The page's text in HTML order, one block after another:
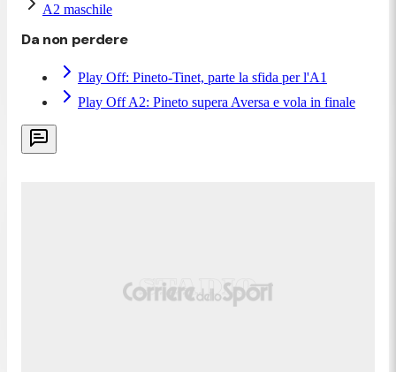
A2 maschile
Da non perdere
Play Off: Pineto-Tinet, parte la sfida per l'A1
Play Off A2: Pineto supera Aversa e vola in finale